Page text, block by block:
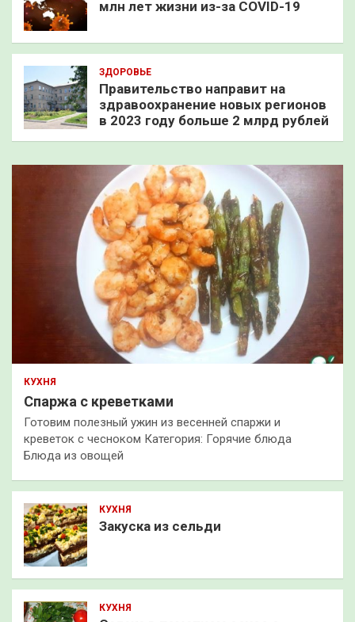
млн лет жизни из-за COVID-19
ЗДОРОВЬЕ
Правительство направит на
здравоохранение новых регионов
в 2023 году больше 2 млрд рублей
КУХНЯ
Спаржа с креветками
Готовим полезный ужин из весенней спаржи и
креветок с чесноком Категория: Горячие блюда
Блюда из овощей
КУХНЯ
Закуска из сельди
КУХНЯ